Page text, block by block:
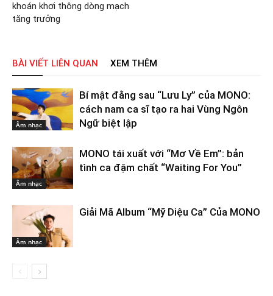
khoán khơi thông dòng mạch
tăng trưởng
BÀI VIẾT LIÊN QUAN XEM THÊM
Âm nhạc
Bí mật đằng sau “Lưu Ly” của MONO:
cách nam ca sĩ tạo ra hai Vùng Ngôn
Ngữ biệt lập
Âm nhạc
MONO tái xuất với “Mơ Về Em”: bản
tình ca đậm chất “Waiting For You”
Âm nhạc
Giải Mã Album “Mỹ Diệu Ca” Của MONO